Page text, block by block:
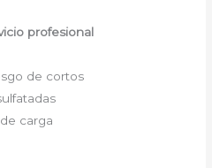
profesional
de cortos
carga